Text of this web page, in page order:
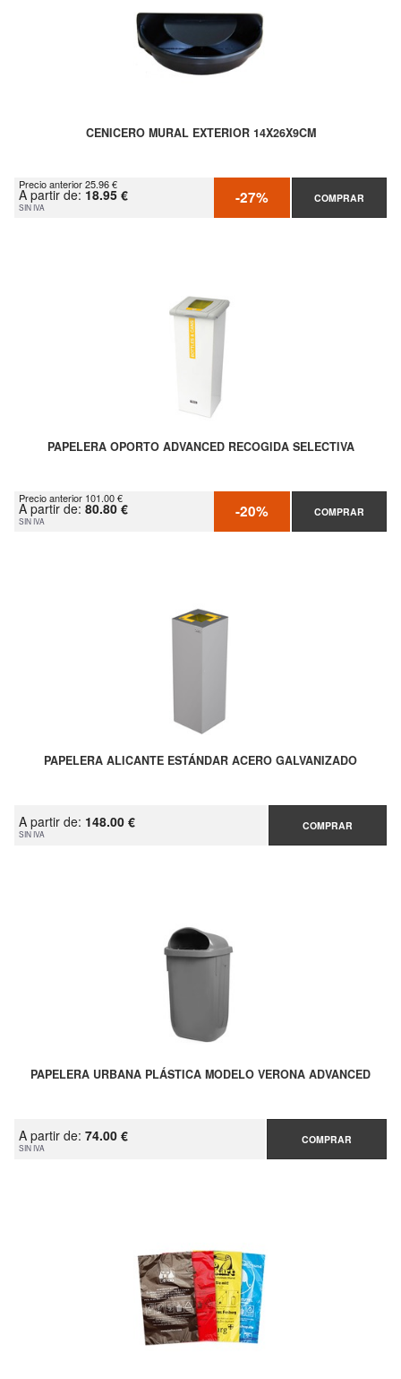
CENICERO MURAL EXTERIOR 14X26X9CM
Precio anterior 25.96 €
A partir de: 18.95 €
SIN IVA -27% COMPRAR
PAPELERA OPORTO ADVANCED RECOGIDA SELECTIVA
Precio anterior 101.00 €
A partir de: 80.80 €
SIN IVA -20% COMPRAR
PAPELERA ALICANTE ESTÁNDAR ACERO GALVANIZADO
A partir de: 148.00 €
SIN IVA
COMPRAR
PAPELERA URBANA PLÁSTICA MODELO VERONA ADVANCED
A partir de: 74.00 €
SIN IVA
COMPRAR